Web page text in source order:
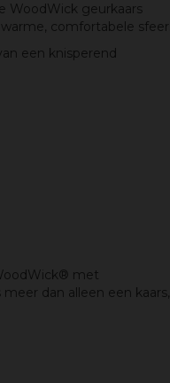
WoodWick geurkaars
comfortabele sfeer.
een knisperend
met
dan alleen een kaars,